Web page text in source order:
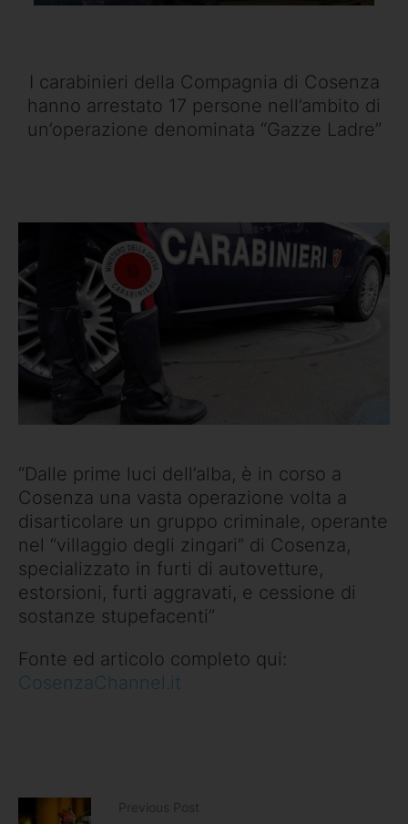
I carabinieri della Compagnia di Cosenza
hanno arrestato 17 persone nell’ambito di
un’operazione denominata “Gazze Ladre”
“Dalle prime luci dell’alba, è in corso a
Cosenza una vasta operazione volta a
disarticolare un gruppo criminale, operante
nel “villaggio degli zingari” di Cosenza,
specializzato in furti di autovetture,
estorsioni, furti aggravati, e cessione di
sostanze stupefacenti”
Fonte ed articolo completo qui:
CosenzaChannel.it